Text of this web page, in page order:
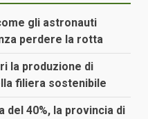
gli astronauti
perdere la rotta
la produzione di
filiera sostenibile
del 40%, la provincia di